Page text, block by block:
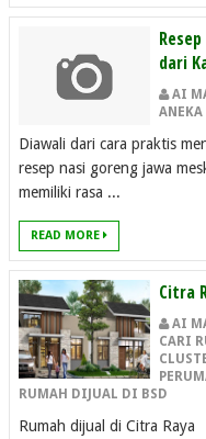
dari
AI
Diawali dari cara praktis
resep nasi goreng jawa
memiliki rasa ...
READ MORE
Citra
AI
CARI
RUMAH DIJUAL DI BSD
Rumah dijual di Citra